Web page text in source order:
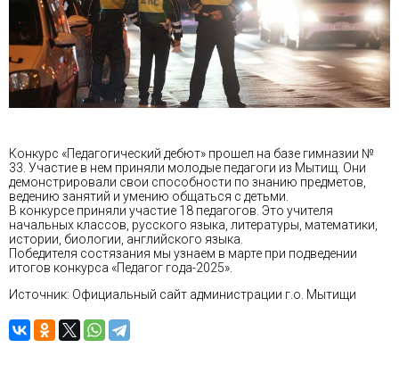
Конкурс «Педагогический дебют» прошел на базе гимназии №
33. Участие в нем приняли молодые педагоги из Мытищ. Они
демонстрировали свои способности по знанию предметов,
ведению занятий и умению общаться с детьми.
В конкурсе приняли участие 18 педагогов. Это учителя
начальных классов, русского языка, литературы, математики,
истории, биологии, английского языка.
Победителя состязания мы узнаем в марте при подведении
итогов конкурса «Педагог года-2025».
Источник: Официальный сайт администрации г.о. Мытищи